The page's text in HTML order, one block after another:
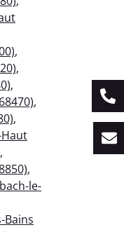
,
,
,
,
,
,
,
le-
Bains